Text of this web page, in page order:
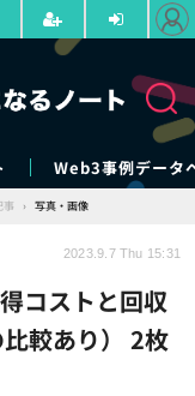
Web3事例データ
事 › 写真・画像
コストと回収
較あり） 2枚
2023.9.7 Thu 15:31